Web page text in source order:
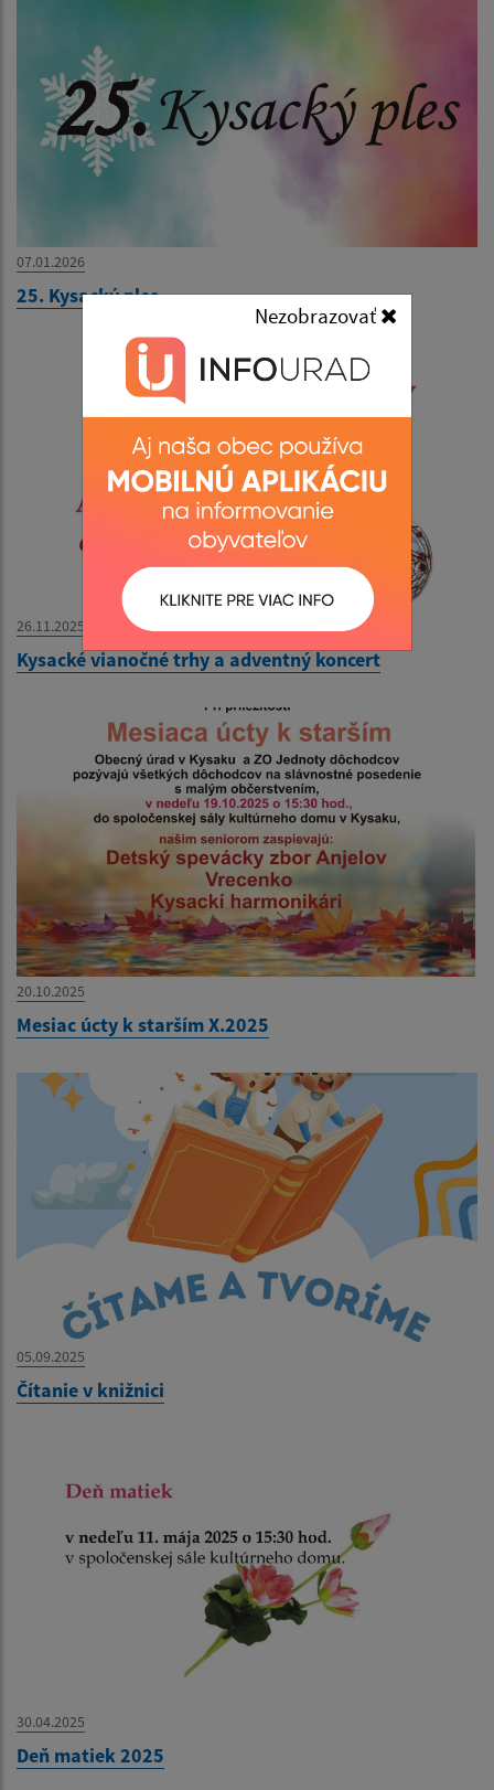
Nezobrazovať
07.01.2026
25. Kysacký ples
26.11.2025
Kysacké vianočné trhy a adventný koncert
20.10.2025
Mesiac úcty k starším X.2025
05.09.2025
Čítanie v knižnici
30.04.2025
Deň matiek 2025